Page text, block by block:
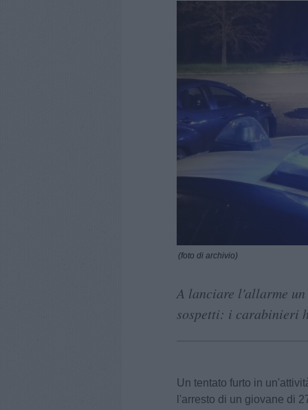
(foto di archivio)
A lanciare l'allarme un
sospetti: i carabinieri
Un tentato furto in
l'arresto di un giovane di